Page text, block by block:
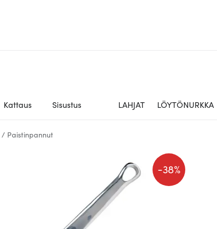
Kattaus Sisustus LAHJAT LÖYTÖNURKKA
/ Paistinpannut
-38%